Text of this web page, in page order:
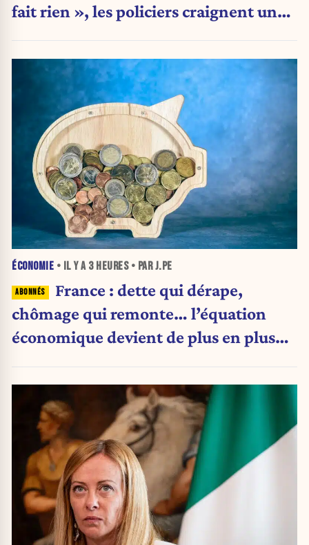
fait rien », les policiers craignent une
ÉCONOMIE • IL Y A 3 HEURES• PAR J.PE
France : dette qui dérape,
chômage qui remonte… l’équation
économique devient de plus en plus